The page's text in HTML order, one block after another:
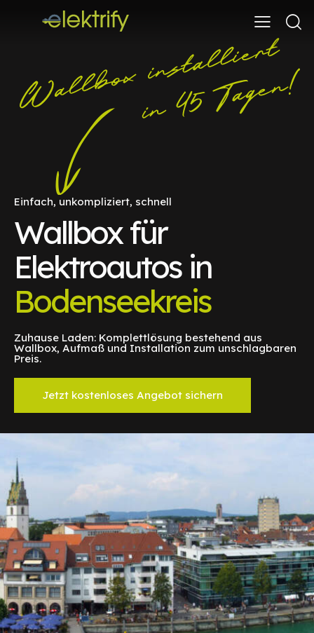
Einfach, unkompliziert, schnell
Wallbox für
Elektroautos in
Bodenseekreis
Zuhause Laden: Komplettlösung bestehend aus
Wallbox, Aufmaß und Installation zum unschlagbaren
Preis.
Jetzt kostenloses Angebot sichern